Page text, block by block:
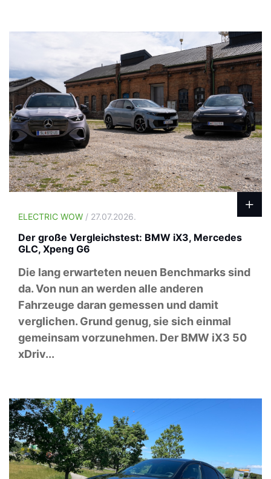
ELECTRIC WOW / 27.07.2026.
Der große Vergleichstest: BMW iX3, Mercedes
GLC, Xpeng G6
Die lang erwarteten neuen Benchmarks sind
da. Von nun an werden alle anderen
Fahrzeuge daran gemessen und damit
verglichen. Grund genug, sie sich einmal
gemeinsam vorzunehmen. Der BMW iX3 50
xDriv...